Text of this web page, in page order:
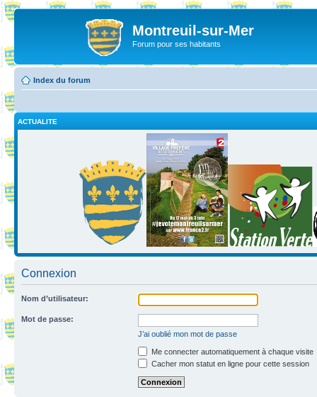
Montreuil-sur-Mer
Forum pour ses habitants
Index du forum
ACTUALITE
Connexion
Nom d’utilisateur:
Mot de passe:
J’ai oublié mon mot de passe
Me connecter automatiquement à chaque visite
Cacher mon statut en ligne pour cette session